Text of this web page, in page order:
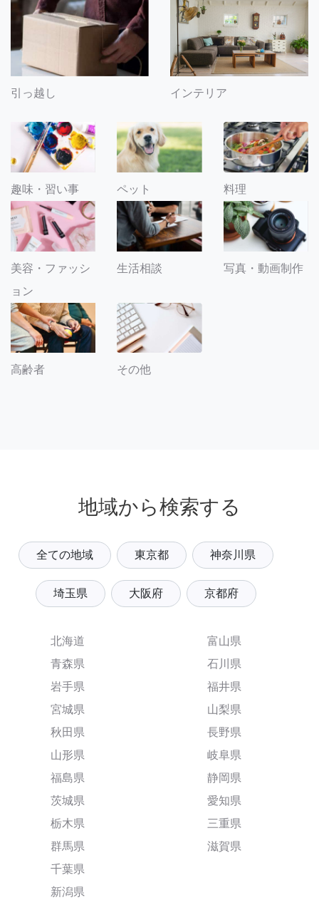
引っ越し インテリア
趣味・習い事 ペット 料理
美容・ファッシ
ョン
生活相談 写真・動画制作
高齢者 その他
地域から検索する
全ての地域 東京都 神奈川県
埼玉県 大阪府 京都府
北海道
青森県
岩手県
宮城県
秋田県
山形県
福島県
茨城県
栃木県
群馬県
千葉県
新潟県
富山県
石川県
福井県
山梨県
長野県
岐阜県
静岡県
愛知県
三重県
滋賀県